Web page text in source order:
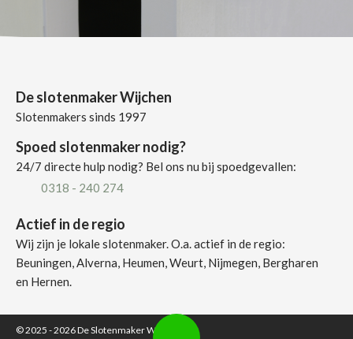
De slotenmaker Wijchen
Slotenmakers sinds 1997
Spoed slotenmaker nodig?
24/7 directe hulp nodig? Bel ons nu bij spoedgevallen:
0318 - 240 274
Actief in de regio
Wij zijn je lokale slotenmaker. O.a. actief in de regio:
Beuningen, Alverna, Heumen, Weurt, Nijmegen, Bergharen
en Hernen.
© 2025 - 2026De Slotenmaker Wijchen